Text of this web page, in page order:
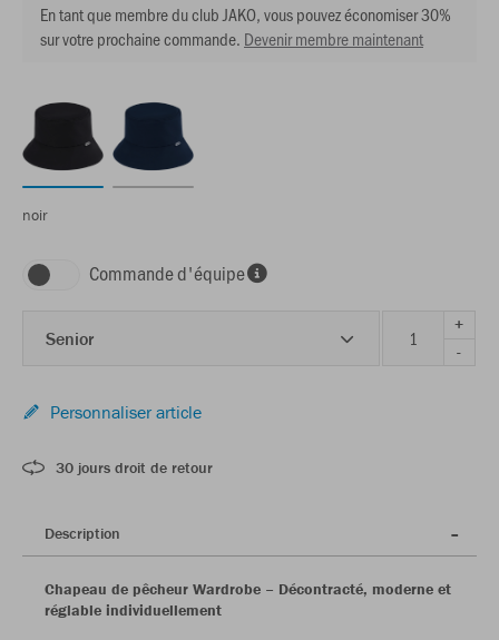
En tant que membre du club JAKO, vous pouvez économiser 30%
sur votre prochaine commande. Devenir membre maintenant
noir
Commande d'équipe
Senior
+
-
Personnaliser article
30 jours droit de retour
Description
Chapeau de pêcheur Wardrobe – Décontracté, moderne et
réglable individuellement